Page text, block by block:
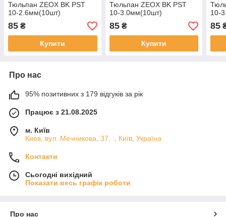
Тюльпан ZEOX BK PST
10-2.6мм(10шт)
85 ₴
Купити
Тюльпан ZEOX BK PST
10-3.0мм(10шт)
85₴
Купити
10-
85
Про нас
95% позитивних з 179 відгуків за рік
Працює з 21.08.2025
м. Київ
Киев, вул. Мечникова, 37. ., Київ, Україна
Контакти
Сьогодні вихідний
Показати весь графік роботи
Про нас